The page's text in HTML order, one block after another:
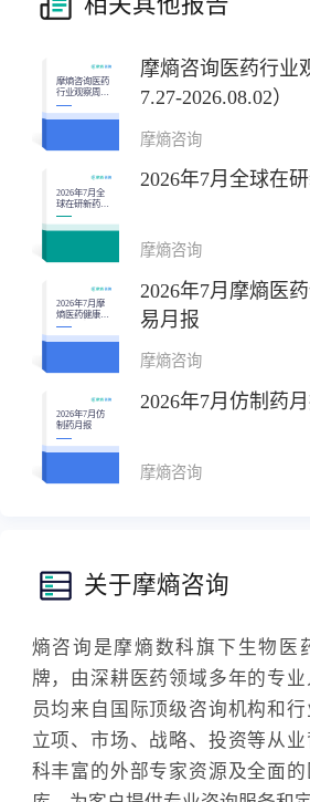
摩熵咨询医药
行业观察周报
（2026.07.27-
2026.08.02）
摩熵咨询医药行业
7.27-2026.08.02）
摩熵咨询
2026年7月全
球在研新药月
报
2026年7月全球在
摩熵咨询
2026年7月摩
熵医药健康投
融资&交易月
报
2026年7月摩熵医
易月报
摩熵咨询
2026年7月仿
制药月报
2026年7月仿制药
摩熵咨询
关于摩熵咨询
熵咨询是摩熵数科旗下生物医
牌，由深耕医药领域多年的专
员均来自国际顶级咨询机构和
立项、市场、战略、投资等从
科丰富的外部专家资源及全面